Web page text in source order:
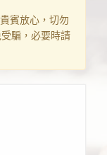
賓放心，切勿
騙，必要時請